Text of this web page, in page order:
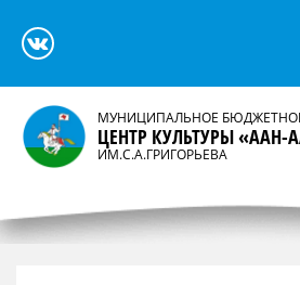
МУНИЦИПАЛЬНОЕ
ЦЕНТР КУЛЬТУРЫ «ААН-
ИМ.С.А.ГРИГОРЬЕВА